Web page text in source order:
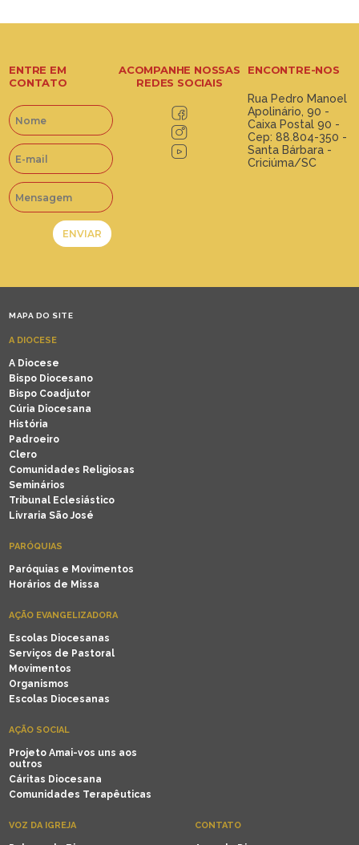
ENTRE EM
CONTATO
ACOMPANHE NOSSAS
REDES SOCIAIS
ENCONTRE-NOS
Rua Pedro Manoel
Apolinário, 90 -
Caixa Postal 90 -
Cep: 88.804-350 -
Santa Bárbara -
Criciúma/SC
MAPA DO SITE
A DIOCESE
A Diocese
Bispo Diocesano
Bispo Coadjutor
Cúria Diocesana
História
Padroeiro
Clero
Comunidades Religiosas
Seminários
Tribunal Eclesiástico
Livraria São José
PARÓQUIAS
Paróquias e Movimentos
Horários de Missa
AÇÃO EVANGELIZADORA
Escolas Diocesanas
Serviços de Pastoral
Movimentos
Organismos
Escolas Diocesanas
AÇÃO SOCIAL
Projeto Amai-vos uns aos
outros
Cáritas Diocesana
Comunidades Terapêuticas
VOZ DA IGREJA CONTATO